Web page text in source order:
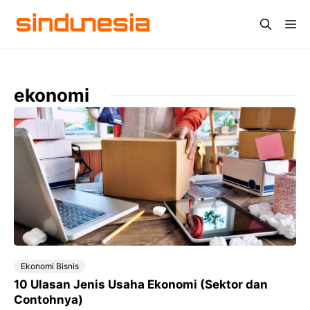
ekonomi
Ekonomi Bisnis
10 Ulasan Jenis Usaha Ekonomi (Sektor dan
Contohnya)